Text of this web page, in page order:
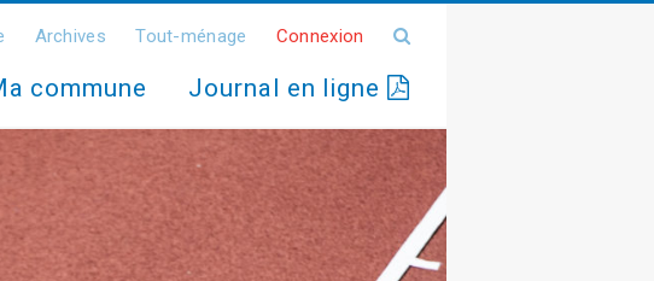
Archives Tout-ménage Connexion
commune Journal en ligne